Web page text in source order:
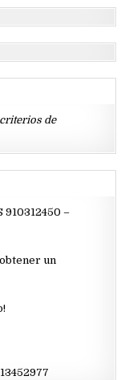
de
910312450 –
un